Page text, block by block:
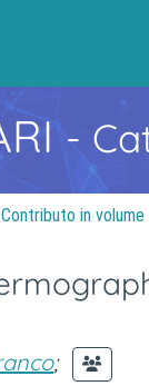
-
in
;